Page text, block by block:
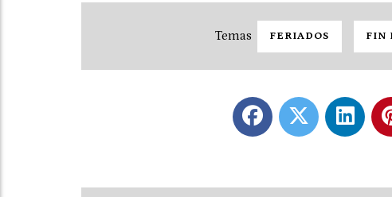
FERIADOS FIN